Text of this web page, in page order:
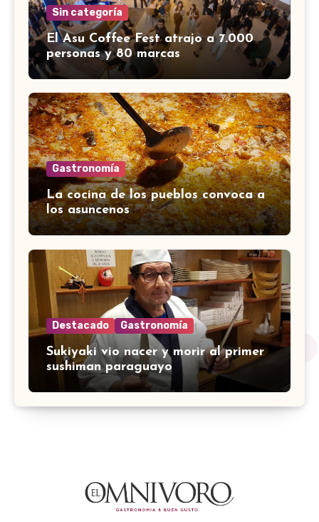
Sin categoría
El Asu Coffee Fest atrajo a 7.000
personas y 80 marcas
Gastronomía
La cocina de los pueblos convoca a
los asuncenos
Destacado Gastronomía
Sukiyaki vio nacer y morir al primer
sushiman paraguayo